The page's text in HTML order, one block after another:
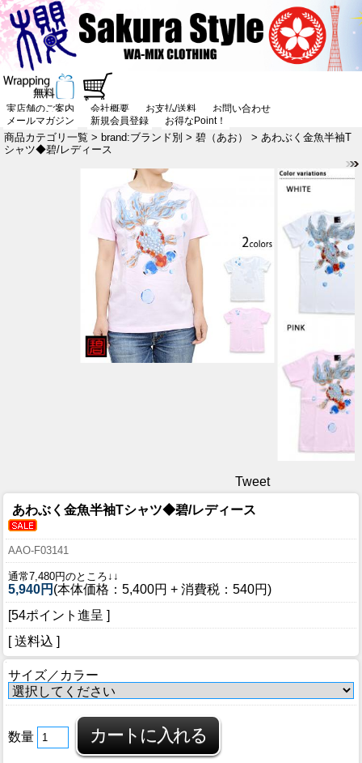
実店舗のご案内 会社概要 お支払/送料
お問い合わせ
メールマガジン
新規会員登録 お得なPoint！
商品カテゴリ一覧 > brand:ブランド別 > 碧（あお）
> あわぶく金魚半袖T
シャツ◆碧/レディース
Tweet
あわぶく金魚半袖Tシャツ◆碧/レディース
AAO-F03141
通常7,480円のところ↓↓
5,940円 (本体価格：5,400円 + 消費税：540円)
[54ポイント進呈 ]
[ 送料込 ]
サイズ／カラー
数量